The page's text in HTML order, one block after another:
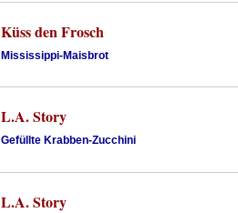
Küss den Frosch
Mississippi-Maisbrot
L.A. Story
Gefüllte Krabben-Zucchini
L.A. Story